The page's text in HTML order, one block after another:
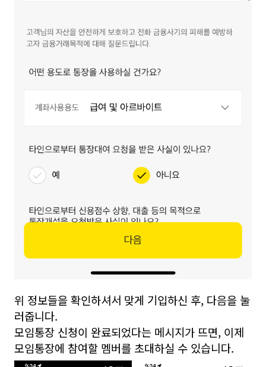
위 정보들을 확인하셔서 맞게 기입하신 후, 다음을 눌
러줍니다.
모임통장 신청이 완료되었다는 메시지가 뜨면, 이제
모임통장에 참여할 멤버를 초대하실 수 있습니다.